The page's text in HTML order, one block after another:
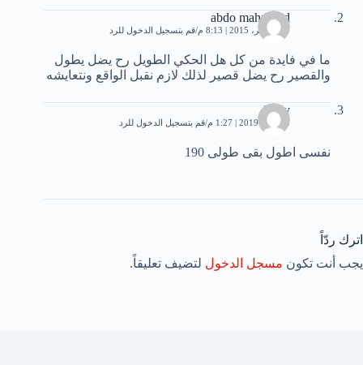
abdo mahmoud
29 نوفمبر، 2015 | 8:13 م قم بتسجيل الدخول للرد
ما في فايدة من كل هل الحكي الطويل رح يضل يطول
والقصير رح يضل قصير لذلك لازم نقبل الواقع ونتعايشه
Loay
5 أبريل، 2019 | 1:27 م قم بتسجيل الدخول للرد
نفسى اطول بقى طولى 190
اترك ردّاً
يجب أنت تكون مسجل الدخول لتضيف تعليقاً.